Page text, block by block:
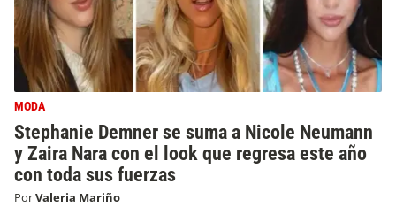
MODA
Stephanie Demner se suma a Nicole Neumann
y Zaira Nara con el look que regresa este año
con toda sus fuerzas
PorValeria Mariño